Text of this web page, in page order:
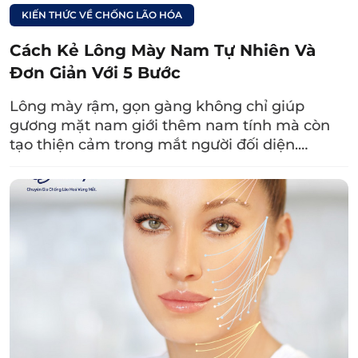
thường. Đồng thời, bác sĩ còn hướng dẫn chi
tiết cách chăm sóc tại nhà và hẹn lịch tái
khám nếu cần.
KIẾN THỨC VỀ CHỐNG LÃO HÓA
Cách Kẻ Lông Mày Nam Tự Nhiên Và
Đơn Giản Với 5 Bước
Lông mày rậm, gọn gàng không chỉ giúp
gương mặt nam giới thêm nam tính mà còn
tạo thiện cảm trong mắt người đối diện.…